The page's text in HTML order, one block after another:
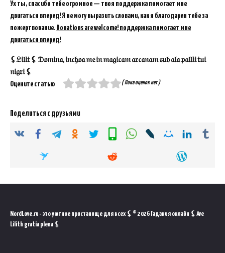
Ух ты, спасибо тебе огромное — твоя поддержка помогает мне
двигаться вперед! Я не могу выразить словами, как я благодарен тебе за
пожертвование. Donations are welcome! поддержка помогает мне
двигаться вперед!
⚸𝔏𝔦𝔩𝔦𝔱 ⚸ 𝔇𝔬𝔪𝔦𝔫𝔞, 𝔦𝔫𝔠𝔥𝔬𝔞 𝔪𝔢 𝔦𝔫 𝔪𝔞𝔤𝔦𝔠𝔞𝔪 𝔞𝔯𝔠𝔞𝔫𝔞𝔪 𝔰𝔲𝔟 𝔞𝔩𝔞 𝔭𝔞𝔩𝔩𝔦𝔦 𝔱𝔲𝔦
𝔫𝔦𝔤𝔯𝔦 ⚸
Оцените статью
( Пока оценок нет )
Поделиться с друзьями
NordLove.ru - это уютное пристанище для всех ⚸ © 2026 Гадания онлайн ⚸ Ave
Lilith gratia plena ⚸